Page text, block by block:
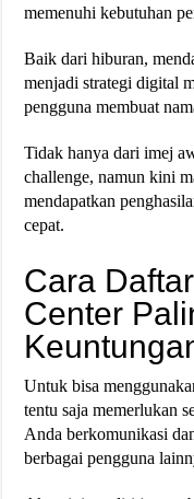
memenuhi kebutuhan
Baik dari hiburan,
menjadi strategi digital
pengguna membuat
Tidak hanya dari imej
challenge, namun kini
mendapatkan
cepat.
Cara
Center
Untuk bisa
tentu saja memerlukan
Anda berkomunikasi
berbagai pengguna